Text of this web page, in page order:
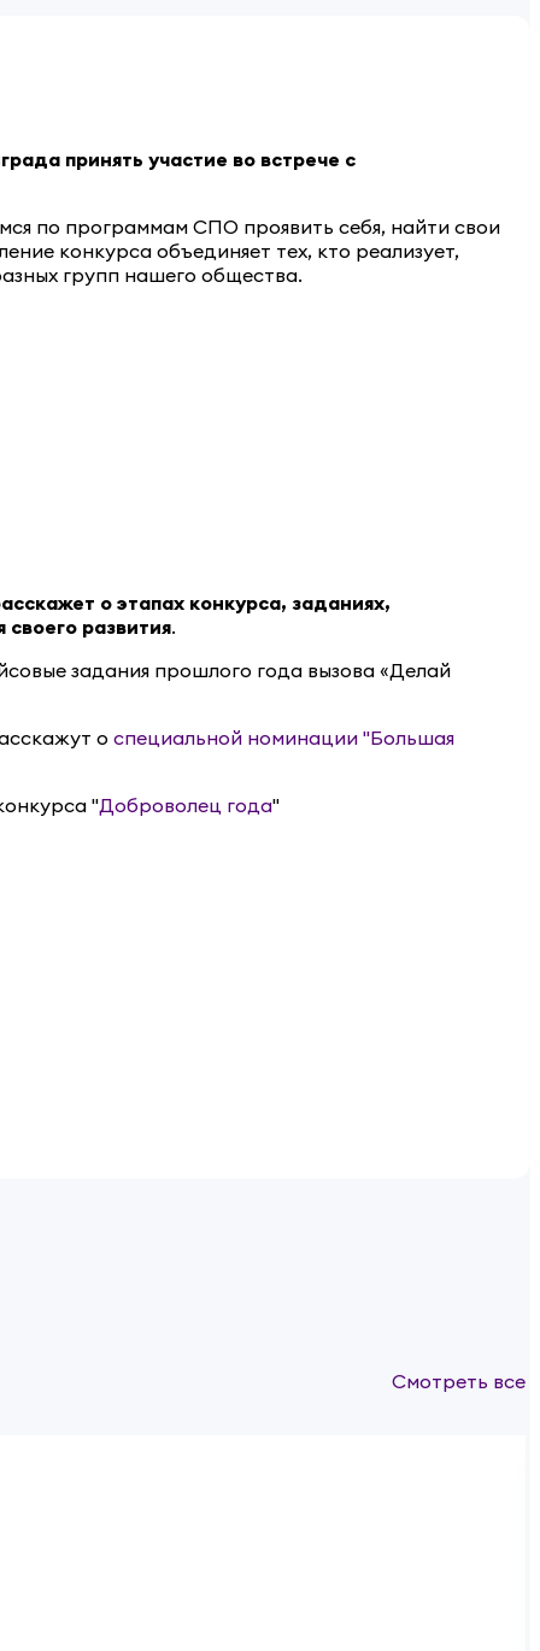
принять участие во встрече с
по программам СПО проявить себя, найти свои
конкурса объединяет тех, кто реализует,
групп нашего общества.
о этапах конкурса, заданиях,
развития.
задания прошлого года вызова «Делай
о специальной номинации "Большая
"Доброволец года"
Смотреть все